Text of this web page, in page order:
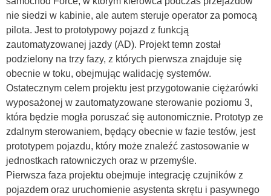
nie siedzi w kabinie, ale autem steruje operator za pomocą
pilota. Jest to prototypowy pojazd z funkcją
zautomatyzowanej jazdy (AD). Projekt temn został
podzielony na trzy fazy, z których pierwsza znajduje się
obecnie w toku, obejmując walidację systemów.
Ostatecznym celem projektu jest przygotowanie ciężarówki
wyposażonej w zautomatyzowane sterowanie poziomu 3,
która będzie mogła poruszać się autonomicznie. Prototyp ze
zdalnym sterowaniem, będący obecnie w fazie testów, jest
prototypem pojazdu, który może znaleźć zastosowanie w
jednostkach ratowniczych oraz w przemyśle.
Pierwsza faza projektu obejmuje integrację czujników z
pojazdem oraz uruchomienie asystenta skrętu i pasywnego